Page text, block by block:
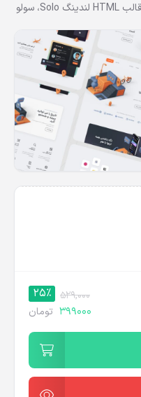
قالب HTML لندینگ Solo، سولو
529,000
25%
399000 تومان